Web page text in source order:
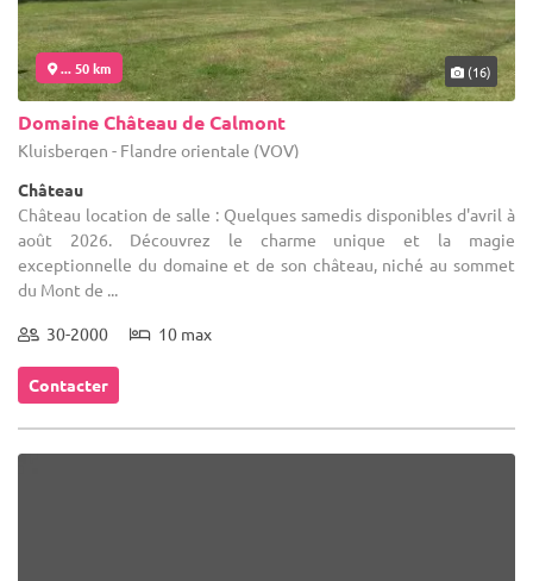
... 50 km (16)
Domaine Château de Calmont
Kluisbergen - Flandre orientale (VOV)
Château
Château location de salle : Quelques samedis disponibles d'avril à
août 2026. Découvrez le charme unique et la magie
exceptionnelle du domaine et de son château, niché au sommet
du Mont de ...
30-2000 10 max
Contacter